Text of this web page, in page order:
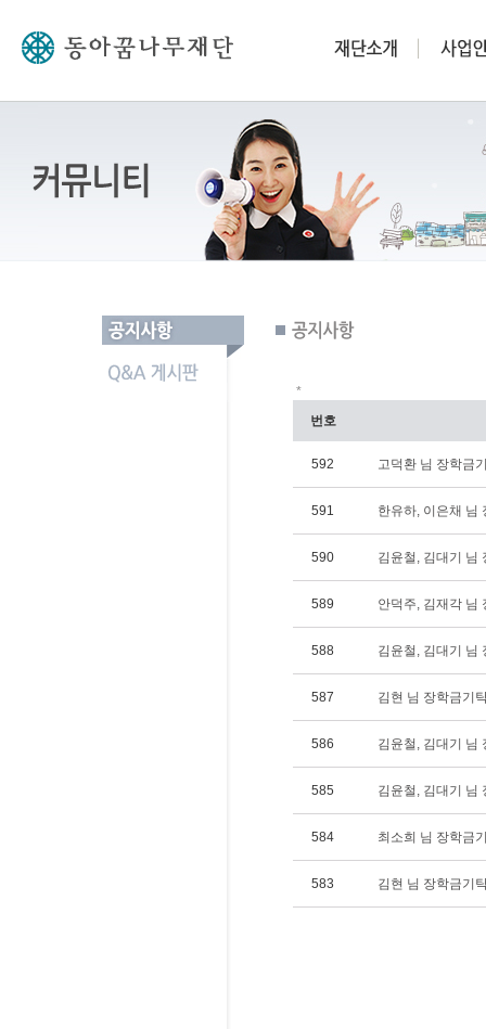
*
번호
592 고덕환 님 장학금
591 한유하, 이은채
590 김윤철, 김대기 님
589 안덕주, 김재각 님
588 김윤철, 김대기 님
587 김현 님 장학금기
586 김윤철, 김대기 님
585 김윤철, 김대기 님
584 최소희 님 장학금
583 김현 님 장학금기